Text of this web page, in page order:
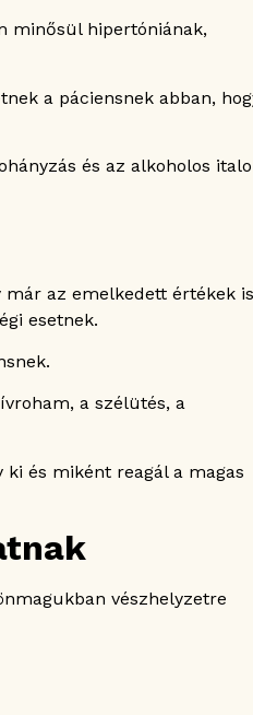
minősül hipertóniának,
a páciensnek abban,
és az alkoholos
már az emelkedett értékek is
esetnek.
a szélütés, a
és miként reagál a magas
vészhelyzetre